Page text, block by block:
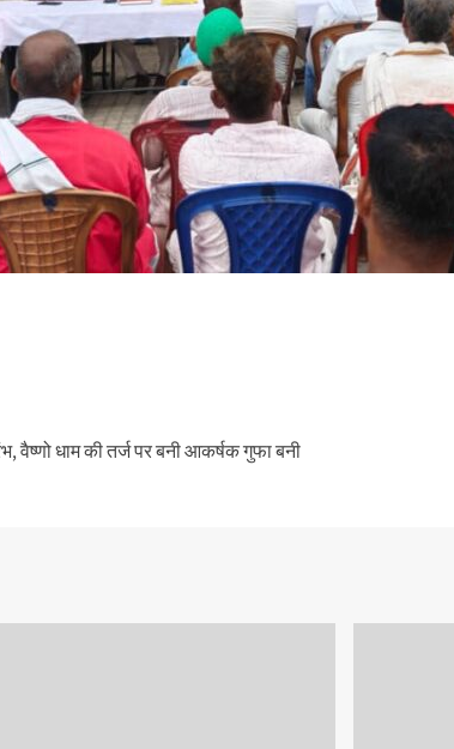
वैष्णो धाम की तर्ज पर बनी आकर्षक गुफा बनी